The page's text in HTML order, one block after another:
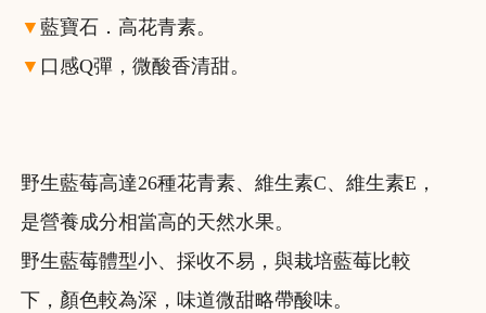
▼ 藍寶石．高花青素。
▼ 口感Q彈，微酸香清甜。
野生藍莓高達26種花青素、維生素C、維生素E，
是營養成分相當高的天然水果。
野生藍莓體型小、採收不易，與栽培藍莓比較
下，顏色較為深，味道微甜略帶酸味。